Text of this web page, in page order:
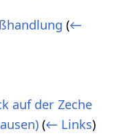
(←
auf der Zeche
(← Links)